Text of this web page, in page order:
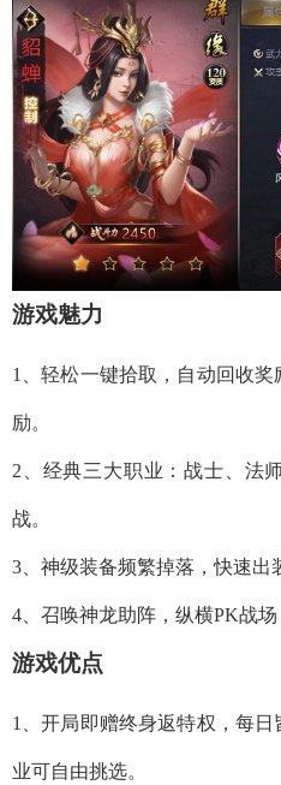
游戏魅力
1、轻松一键拾取，自动回收
励。
2、经典三大职业：战士、法
战。
3、神级装备频繁掉落，快速出
4、召唤神龙助阵，纵横PK战场
游戏优点
1、开局即赠终身返特权，每
业可自由挑选。